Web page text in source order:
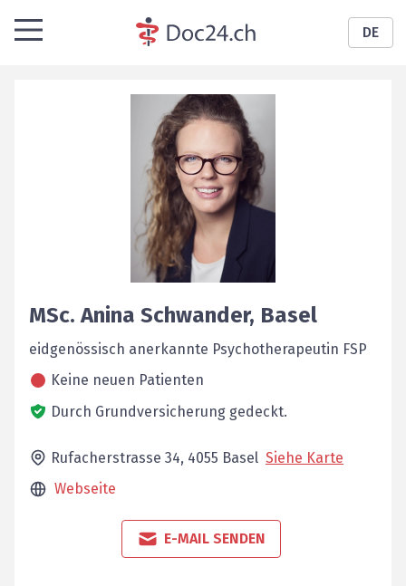
DE
MSc. Anina Schwander, Basel
eidgenössisch anerkannte Psychotherapeutin FSP
Keine neuen Patienten
Durch Grundversicherung gedeckt.
Rufacherstrasse 34, 4055 Basel Siehe Karte
Webseite
E-MAIL SENDEN